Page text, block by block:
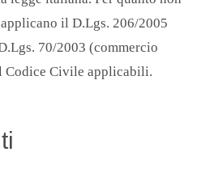
il D.Lgs. 206/2005
70/2003 (commercio
Codice Civile applicabili.